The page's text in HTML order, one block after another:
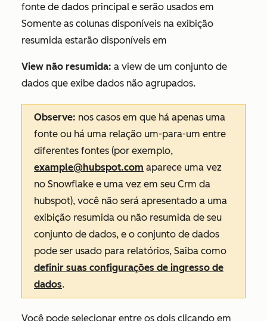
fonte de dados principal e serão usados em
Somente as colunas disponíveis na exibição
resumida estarão disponíveis em
View não resumida: a view de um conjunto de
dados que exibe dados não agrupados.
Observe: nos casos em que há apenas uma
fonte ou há uma relação um-para-um entre
diferentes fontes (por exemplo,
example@hubspot.com aparece uma vez
no Snowflake e uma vez em seu Crm da
hubspot), você não será apresentado a uma
exibição resumida ou não resumida de seu
conjunto de dados, e o conjunto de dados
pode ser usado para relatórios, Saiba como
definir suas configurações de ingresso de
dados.
Você pode selecionar entre os dois clicando em